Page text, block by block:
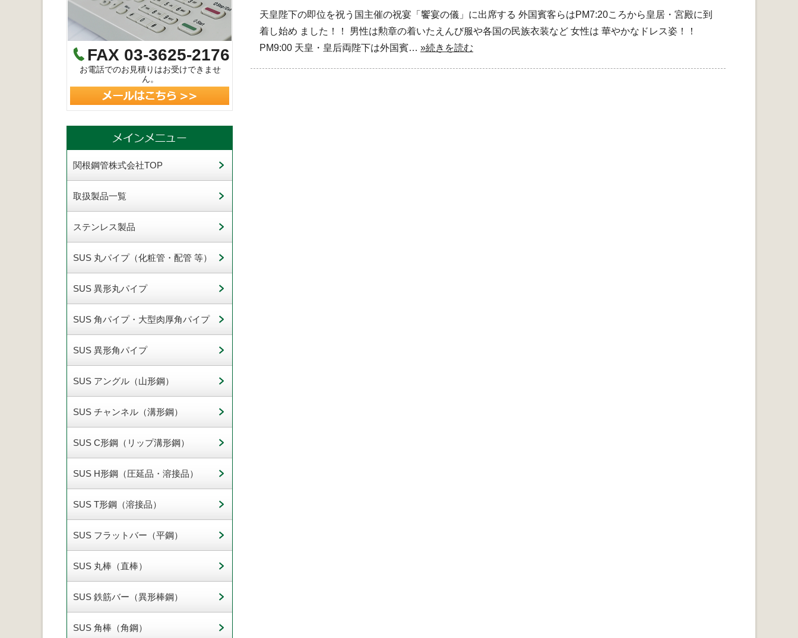
天皇陛下の即位を祝う国主催の祝宴「饗宴の儀」に出席する 外国賓客らはPM7:20ころから皇居・宮殿に到
着し始め ました！！ 男性は勲章の着いたえんび服や各国の民族衣装など 女性は 華やかなドレス姿！！
PM9:00 天皇・皇后両陛下は外国賓… »続きを読む
FAX 03-3625-2176
お電話でのお見積りはお受けできませ
ん。
関根鋼管株式会社TOP
取扱製品一覧
ステンレス製品
SUS 丸パイプ（化粧管・配管 等）
SUS 異形丸パイプ
SUS 角パイプ・大型肉厚角パイプ
SUS 異形角パイプ
SUS アングル（山形鋼）
SUS チャンネル（溝形鋼）
SUS C形鋼（リップ溝形鋼）
SUS H形鋼（圧延品・溶接品）
SUS T形鋼（溶接品）
SUS フラットバー（平鋼）
SUS 丸棒（直棒）
SUS 鉄筋バー（異形棒鋼）
SUS 角棒（角鋼）